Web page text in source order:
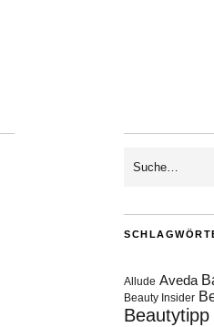
Allude Aveda
Beauty Insider
Beautytipp